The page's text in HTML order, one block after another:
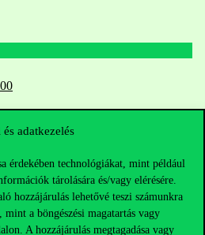
és adatkezelés
érdekében technológiákat, mint például
tárolására és/vagy elérésére.
hozzájárulás lehetővé teszi számunkra
a böngészési magatartás vagy
A hozzájárulás megtagadása vagy